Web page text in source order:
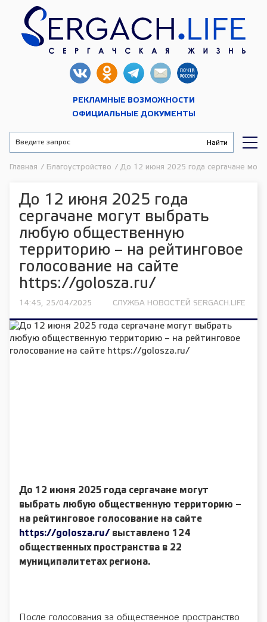
РЕКЛАМНЫЕ ВОЗМОЖНОСТИ
ОФИЦИАЛЬНЫЕ ДОКУМЕНТЫ
Главная / Благоустройство / До 12 июня 2025 года сергачане
До 12 июня 2025 года
сергачане могут выбрать
любую общественную
территорию – на рейтинговое
голосование на сайте
https://golosza.ru/
14:45, 25/04/2025 СЛУЖБА НОВОСТЕЙ SERGACH.LIFE
До 12 июня 2025 года сергачане могут
выбрать любую общественную территорию –
на рейтинговое голосование на сайте
https://golosza.ru/ выставлено 124
общественных пространства в 22
муниципалитетах региона.
После голосования за общественное пространство